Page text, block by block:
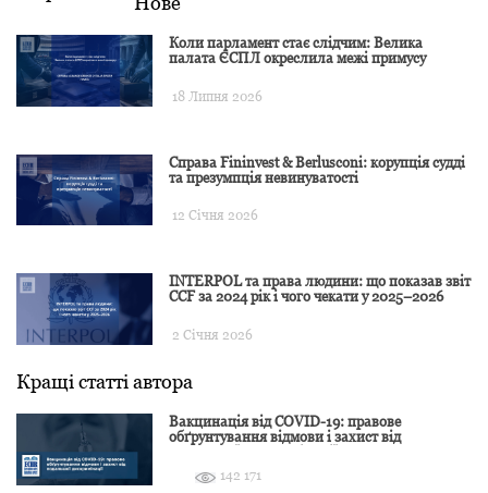
Коли парламент стає слідчим: Велика
палата ЄСПЛ окреслила межі примусу
18 Липня 2026
Справа Fininvest & Berlusconi: корупція судді
та презумпція невинуватості
12 Січня 2026
INTERPOL та права людини: що показав звіт
CCF за 2024 рік і чого чекати у 2025–2026
2 Січня 2026
Кращі статті автора
Вакцинація від COVID-19: правове
обґрунтування відмови і захист від
142 171